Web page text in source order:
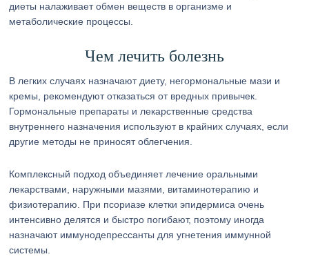
диеты налаживает обмен веществ в организме и
метаболические процессы.
Чем лечить болезнь
В легких случаях назначают диету, негормональные мази и
кремы, рекомендуют отказаться от вредных привычек.
Гормональные препараты и лекарственные средства
внутреннего назначения используют в крайних случаях, если
другие методы не приносят облегчения.
Комплексный подход объединяет лечение оральными
лекарствами, наружными мазями, витаминотерапию и
физиотерапию. При псориазе клетки эпидермиса очень
интенсивно делятся и быстро погибают, поэтому иногда
назначают иммунодепрессанты для угнетения иммунной
системы.